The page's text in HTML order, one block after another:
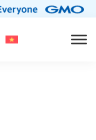
vinh danh “Top Sales